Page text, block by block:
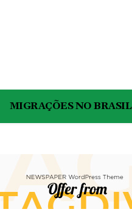
MIGRAÇÕES NO BRASIL